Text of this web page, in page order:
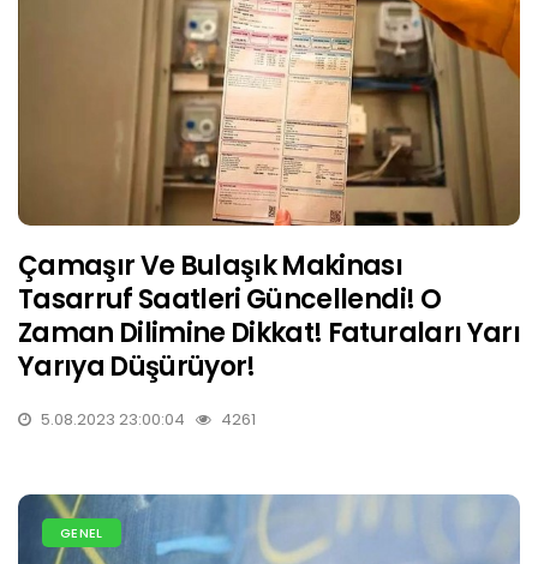
Çamaşır Ve Bulaşık Makinası
Tasarruf Saatleri Güncellendi! O
Zaman Dilimine Dikkat! Faturaları Yarı
Yarıya Düşürüyor!
5.08.2023 23:00:04 4261
GENEL